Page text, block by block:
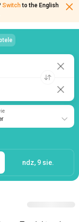
Switch to the English
ndz, 9 sie.